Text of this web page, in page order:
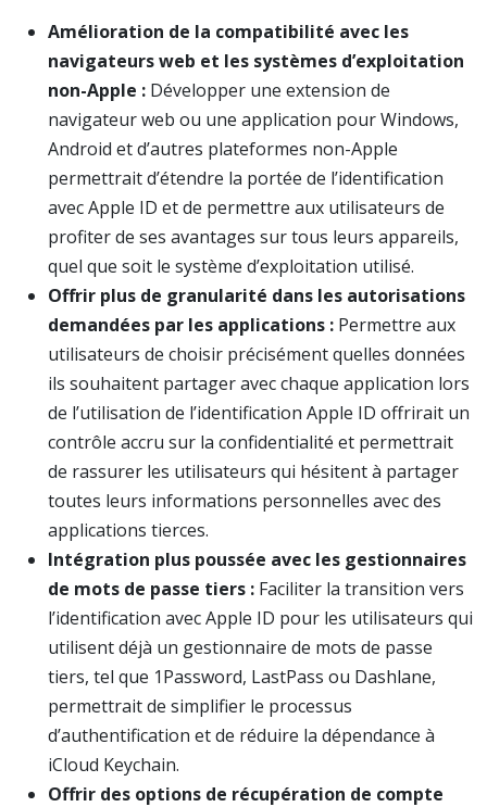
Amélioration de la compatibilité avec les
navigateurs web et les systèmes d’exploitation
non-Apple : Développer une extension de
navigateur web ou une application pour Windows,
Android et d’autres plateformes non-Apple
permettrait d’étendre la portée de l’identification
avec Apple ID et de permettre aux utilisateurs de
profiter de ses avantages sur tous leurs appareils,
quel que soit le système d’exploitation utilisé.
Offrir plus de granularité dans les autorisations
demandées par les applications : Permettre aux
utilisateurs de choisir précisément quelles données
ils souhaitent partager avec chaque application lors
de l’utilisation de l’identification Apple ID offrirait un
contrôle accru sur la confidentialité et permettrait
de rassurer les utilisateurs qui hésitent à partager
toutes leurs informations personnelles avec des
applications tierces.
Intégration plus poussée avec les gestionnaires
de mots de passe tiers : Faciliter la transition vers
l’identification avec Apple ID pour les utilisateurs qui
utilisent déjà un gestionnaire de mots de passe
tiers, tel que 1Password, LastPass ou Dashlane,
permettrait de simplifier le processus
d’authentification et de réduire la dépendance à
iCloud Keychain.
Offrir des options de récupération de compte